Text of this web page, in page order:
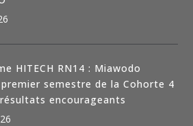
HITECH RN14 : Miawodo
semestre de la Cohorte 4
encourageants